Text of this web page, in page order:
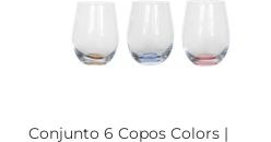
Conjunto 6 Copos Colors |